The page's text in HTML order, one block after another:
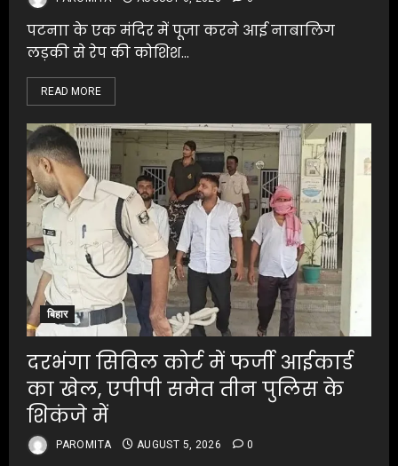
पटनाा के एक मंदिर में पूजा करने आई नाबालिग
लड़की से रेप की कोशिश...
READ MORE
बिहार
दरभंगा सिविल कोर्ट में फर्जी आईकार्ड
का खेल, एपीपी समेत तीन पुलिस के
शिकंजे में
PAROMITA AUGUST 5, 2026 0